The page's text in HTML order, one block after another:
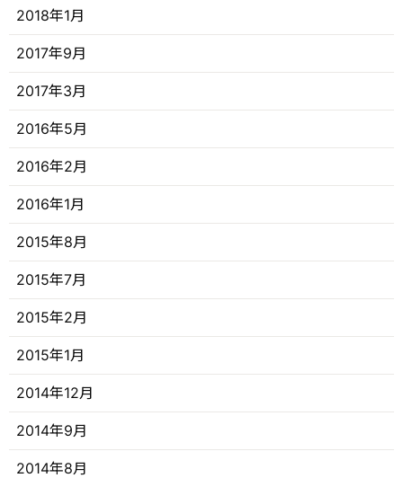
2018年1月
2017年9月
2017年3月
2016年5月
2016年2月
2016年1月
2015年8月
2015年7月
2015年2月
2015年1月
2014年12月
2014年9月
2014年8月